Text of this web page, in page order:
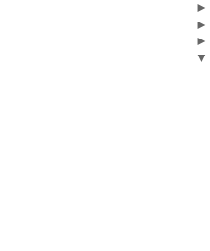
►
►
►
▼